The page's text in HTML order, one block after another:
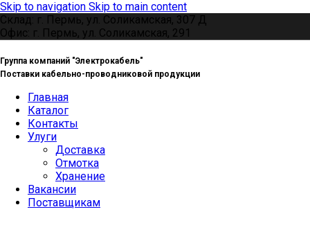
Skip to navigation Skip to main content
Склад: г. Пермь, ул. Соликамская, 307 Д
Офис: г. Пермь, ул. Соликамская, 291
Группа компаний "Электрокабель"
Поставки кабельно-проводниковой продукции
Главная
Каталог
Контакты
Улуги
Доставка
Отмотка
Хранение
Вакансии
Поставщикам